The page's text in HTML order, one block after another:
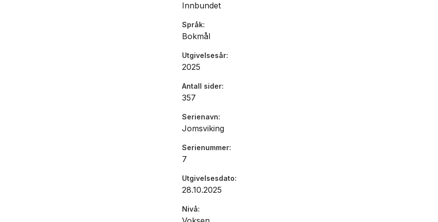
Innbundet
Språk
Bokmål
Utgivelsesår
2025
Antall sider
357
Serienavn
Jomsviking
Serienummer
7
Utgivelsesdato
28.10.2025
Nivå